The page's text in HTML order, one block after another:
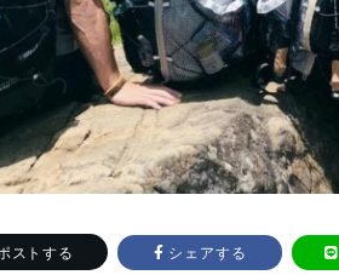
ストする シェアする